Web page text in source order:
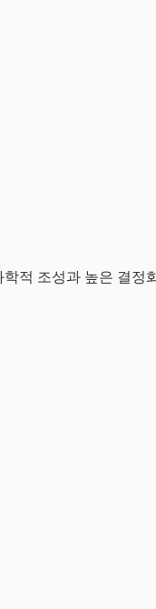
적 조성과 높은 결정